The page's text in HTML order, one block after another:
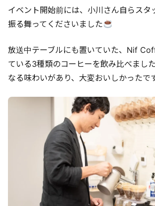
イベント開始前には、小川さん自らスタ
振る舞ってくださいました
放送中テーブルにも置いていた、Nif
ている3種類のコーヒーを飲み比べまし
なる味わいがあり、大変おいしかったで